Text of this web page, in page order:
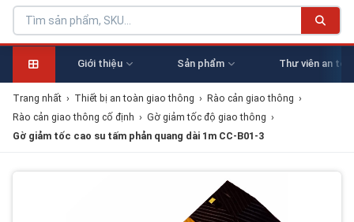
Giới thiệu Sản phẩm Thư viên an
Trang nhất › Thiết bị an toàn giao thông › Rào cản giao thông ›
Rào cản giao thông cố định › Gờ giảm tốc độ giao thông ›
Gờ giảm tốc cao su tấm phản quang dài 1m CC-B01-3